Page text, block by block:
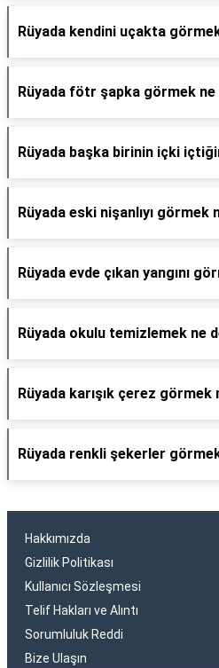
Rüyada kendini uçakta
Rüyada fötr şapka görmek ne
Rüyada başka birinin içki
Rüyada eski nişanlıyı görmek
Rüyada evde çıkan yangını
Rüyada okulu temizlemek ne
Rüyada karışık çerez görmek
Rüyada renkli şekerler
Hakkımızda
Gizlilik Politikası
Kullanıcı Sözleşmesi
Telif Hakları ve Alıntı
Sorumluluk Reddi
Bize Ulaşın